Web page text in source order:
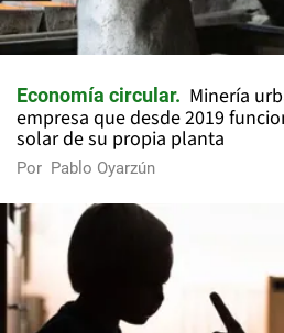
Economía circular
Minería
empresa que desde 2019
solar de su propia planta
Por Pablo Oyarzún